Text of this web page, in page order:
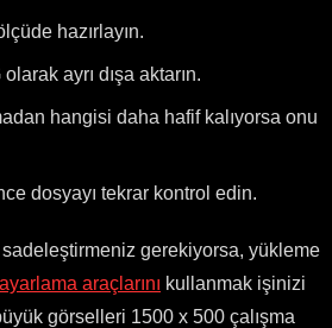
hazırlayın.
ayrı dışa aktarın.
hangisi daha hafif kalıyorsa onu
dosyayı tekrar kontrol edin.
gerekiyorsa, yükleme
araçlarını kullanmak işinizi
görselleri 1500 x 500 çalışma